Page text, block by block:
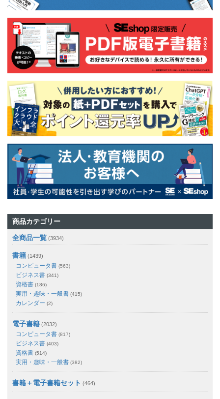
商品カテゴリー
全商品一覧 (3934)
書籍 (1439)
コンピュータ書 (563)
ビジネス書 (341)
資格書 (186)
実用・趣味・一般書 (415)
カレンダー (2)
電子書籍 (2032)
コンピュータ書 (817)
ビジネス書 (403)
資格書 (514)
実用・趣味・一般書 (382)
書籍＋電子書籍セット (464)